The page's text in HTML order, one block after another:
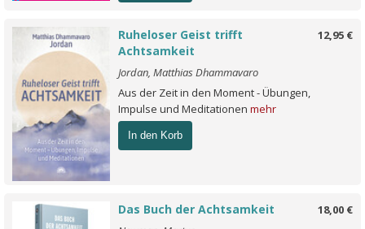
12,95 €
Ruheloser Geist trifft
Achtsamkeit
Jordan, Matthias Dhammavaro
Aus der Zeit in den Moment - Übungen,
Impulse und Meditationen mehr
In den Korb
18,00 €
Das Buch der Achtsamkeit